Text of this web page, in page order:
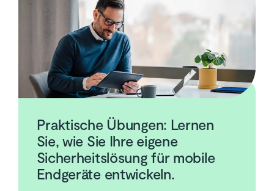
Praktische Übungen: Lernen
Sie, wie Sie Ihre eigene
Sicherheitslösung für mobile
Endgeräte entwickeln.